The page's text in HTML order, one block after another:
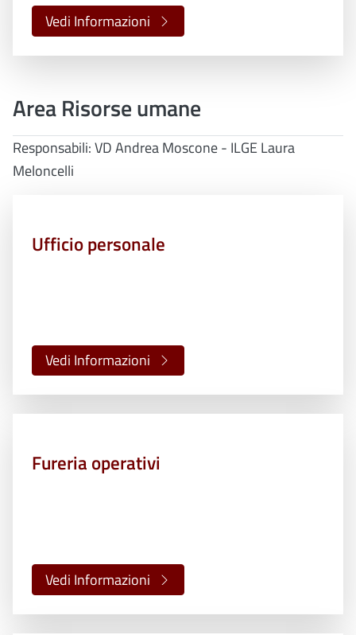
Vedi Informazioni
Area Risorse umane
Responsabili: VD Andrea Moscone - ILGE Laura
Meloncelli
Ufficio personale
Vedi Informazioni
Fureria operativi
Vedi Informazioni